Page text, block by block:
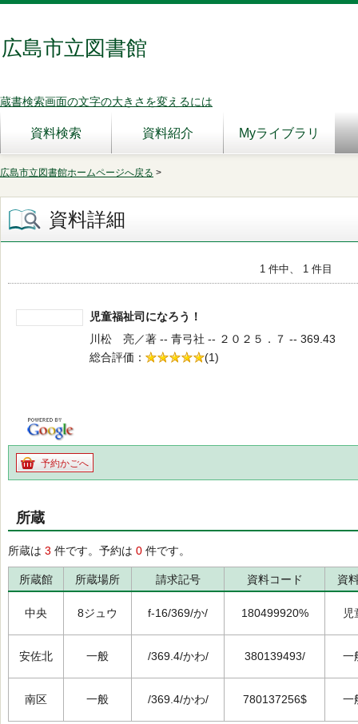
広島市立図書館
蔵書検索画面の文字の大きさを変えるには
資料検索 資料紹介 Myライブラリ
広島市立図書館ホームページへ戻る >
資料詳細
1 件中、 1 件目
児童福祉司になろう！
川松 亮／著 -- 青弓社 -- ２０２５．７ -- 369.43
総合評価
5段階評価
(1)
予約かごへ
所蔵
所蔵は 3 件です。予約は 0 件です。
所蔵館 所蔵場所 請求記号 資料コード 資
中央 8ジュウ f-16/369/か/ 180499920% 児
安佐北 一般 /369.4/かわ/ 380139493/ 一
南区 一般 /369.4/かわ/ 780137256$ 一